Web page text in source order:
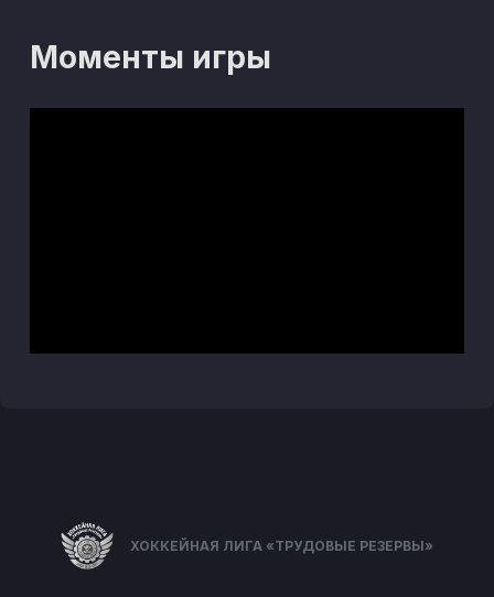
Моменты игры
ХОККЕЙНАЯ ЛИГА «ТРУДОВЫЕ РЕЗЕРВЫ»